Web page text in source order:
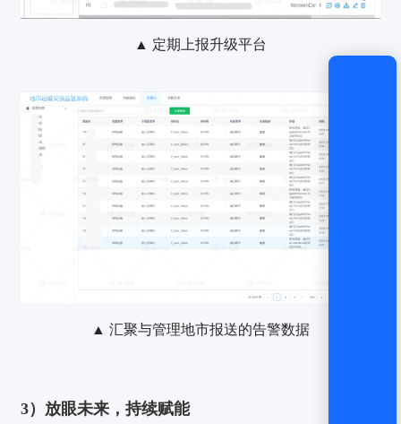
▲ 定期上报升级平台
▲ 汇聚与管理地市报送的告警数据
3）放眼未来，持续赋能